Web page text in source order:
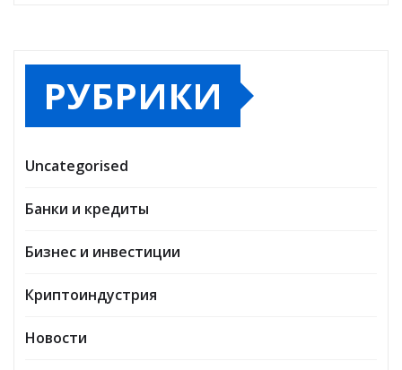
РУБРИКИ
Uncategorised
Банки и кредиты
Бизнес и инвестиции
Криптоиндустрия
Новости